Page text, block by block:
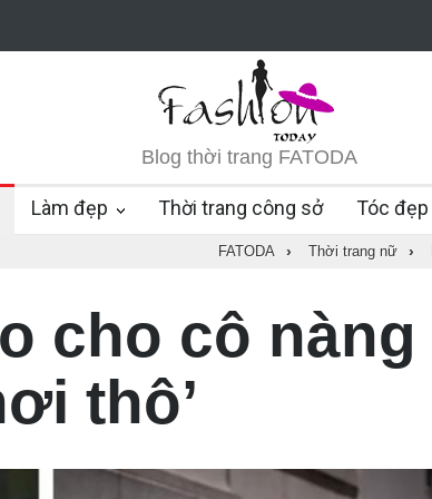
Blog thời trang FATODA
Làm đẹp Thời trang công sở Tóc đẹp
FATODA › Thời trang nữ ›
cho cô nàng
thô’